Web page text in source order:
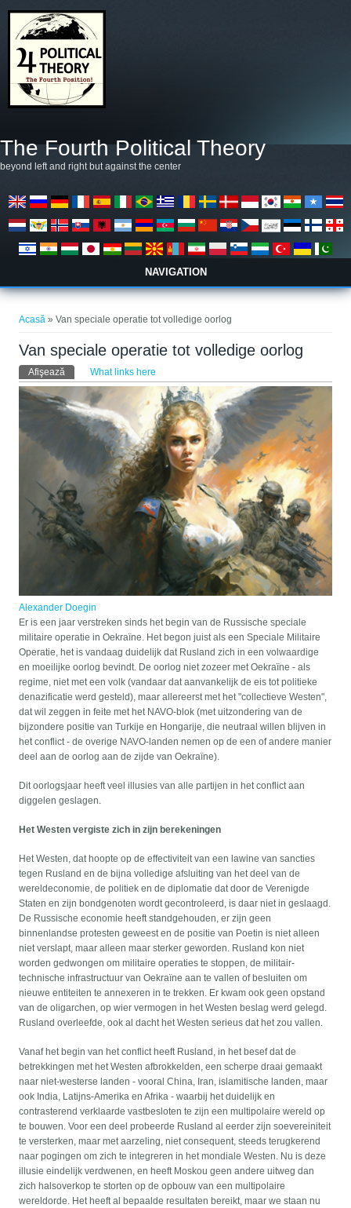
The Fourth Political Theory
beyond left and right but against the center
NAVIGATION
Acasă » Van speciale operatie tot volledige oorlog
Van speciale operatie tot volledige oorlog
Taburi primare
Afişează (tab activ)What links here
Alexander Doegin
Er is een jaar verstreken sinds het begin van de Russische speciale
militaire operatie in Oekraïne. Het begon juist als een Speciale Militaire
Operatie, het is vandaag duidelijk dat Rusland zich in een volwaardige
en moeilijke oorlog bevindt. De oorlog niet zozeer met Oekraïne - als
regime, niet met een volk (vandaar dat aanvankelijk de eis tot politieke
denazificatie werd gesteld), maar allereerst met het "collectieve Westen",
dat wil zeggen in feite met het NAVO-blok (met uitzondering van de
bijzondere positie van Turkije en Hongarije, die neutraal willen blijven in
het conflict - de overige NAVO-landen nemen op de een of andere manier
deel aan de oorlog aan de zijde van Oekraïne).
Dit oorlogsjaar heeft veel illusies van alle partijen in het conflict aan
diggelen geslagen.
Het Westen vergiste zich in zijn berekeningen
Het Westen, dat hoopte op de effectiviteit van een lawine van sancties
tegen Rusland en de bijna volledige afsluiting van het deel van de
wereldeconomie, de politiek en de diplomatie dat door de Verenigde
Staten en zijn bondgenoten wordt gecontroleerd, is daar niet in geslaagd.
De Russische economie heeft standgehouden, er zijn geen
binnenlandse protesten geweest en de positie van Poetin is niet alleen
niet verslapt, maar alleen maar sterker geworden. Rusland kon niet
worden gedwongen om militaire operaties te stoppen, de militair-
technische infrastructuur van Oekraïne aan te vallen of besluiten om
nieuwe entiteiten te annexeren in te trekken. Er kwam ook geen opstand
van de oligarchen, op wier vermogen in het Westen beslag werd gelegd.
Rusland overleefde, ook al dacht het Westen serieus dat het zou vallen.
Vanaf het begin van het conflict heeft Rusland, in het besef dat de
betrekkingen met het Westen afbrokkelden, een scherpe draai gemaakt
naar niet-westerse landen - vooral China, Iran, islamitische landen, maar
ook India, Latijns-Amerika en Afrika - waarbij het duidelijk en
contrasterend verklaarde vastbesloten te zijn een multipolaire wereld op
te bouwen. Voor een deel probeerde Rusland al eerder zijn soevereiniteit
te versterken, maar met aarzeling, niet consequent, steeds terugkerend
naar pogingen om zich te integreren in het mondiale Westen. Nu is deze
illusie eindelijk verdwenen, en heeft Moskou geen andere uitweg dan
zich halsoverkop te storten op de opbouw van een multipolaire
wereldorde. Het heeft al bepaalde resultaten bereikt, maar we staan nu